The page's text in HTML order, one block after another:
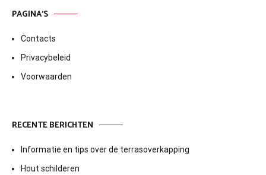
PAGINA’S
Contacts
Privacybeleid
Voorwaarden
RECENTE BERICHTEN
Informatie en tips over de terrasoverkapping
Hout schilderen